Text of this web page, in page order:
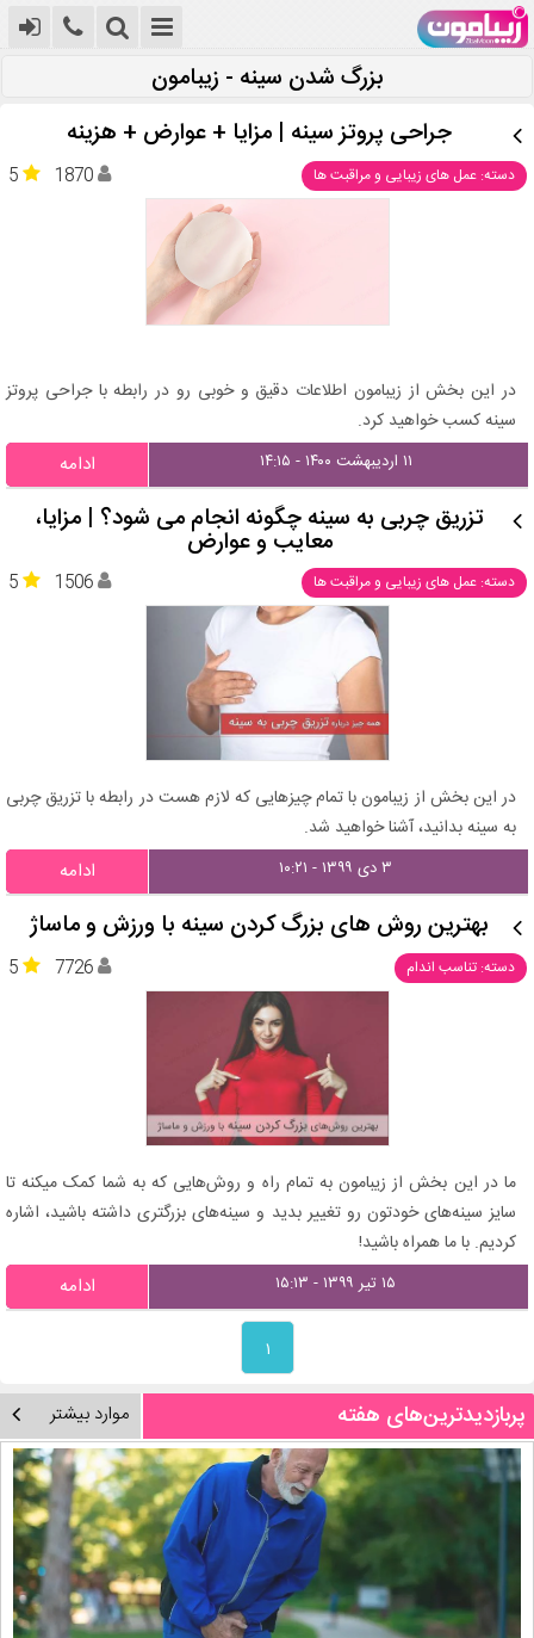
بزرگ شدن سینه - زیبامون
جراحی پروتز سینه | مزایا + عوارض + هزینه
دسته: عمل های زیبایی و مراقبت ها 5 1870
در این بخش از زیبامون اطلاعات دقیق و خوبی رو در رابطه با جراحی پروتز
سینه کسب خواهید کرد.
۱۱ اردیبهشت ۱۴۰۰ - ۱۴:۱۵ ادامه
تزریق چربی به سینه چگونه انجام می شود؟ | مزایا،
معایب و عوارض
دسته: عمل های زیبایی و مراقبت ها 5 1506
در این بخش از زیبامون با تمام چیزهایی که لازم هست در رابطه با تزریق چربی
به سینه بدانید، آشنا خواهید شد.
۳ دی ۱۳۹۹ - ۱۰:۲۱ ادامه
بهترین روش های بزرگ کردن سینه با ورزش و ماساژ
دسته: تناسب اندام 5 7726
ما در این بخش از زیبامون به تمام راه و روش‌هایی که به شما کمک میکنه تا
سایز سینه‌های خودتون رو تغییر بدید و سینه‌های بزرگتری داشته باشید، اشاره
کردیم. با ما همراه باشید!
۱۵ تیر ۱۳۹۹ - ۱۵:۱۳ ادامه
۱
پربازدیدترین‌های هفته موارد بیشتر